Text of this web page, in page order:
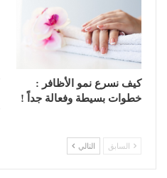
كيف نسرع نمو الأظافر :
خطوات بسيطة وفعالة جداً !
السابق التالي